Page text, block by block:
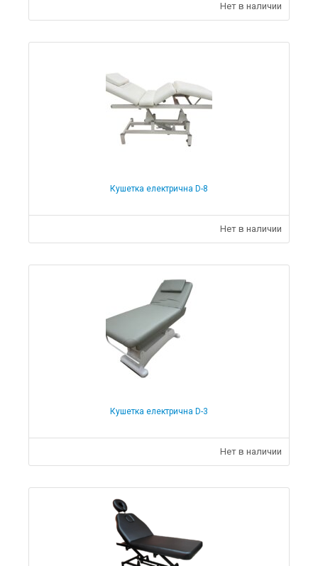
Нет в наличии
Кушетка електрична D-8
Нет в наличии
Кушетка електрична D-3
Нет в наличии